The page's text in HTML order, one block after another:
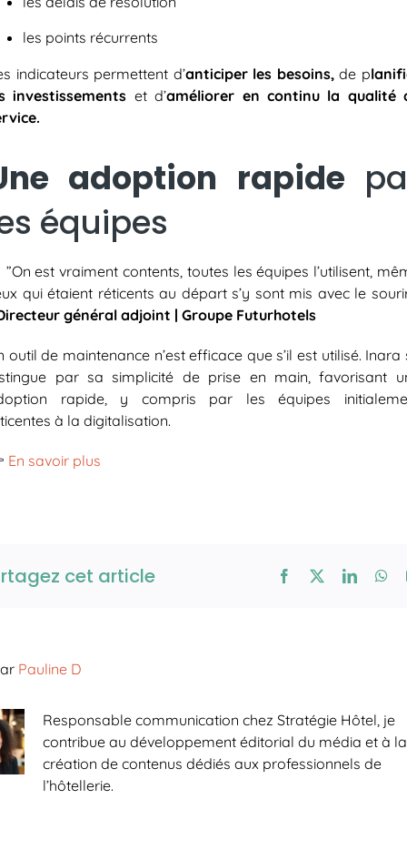
les points récurrents
indicateurs permettent d’anticiper les besoins, de p
investissements et d’améliorer en continu la qualité
adoption rapide
équipes
​”On est vraiment contents, toutes les équipes l’utilisent,
qui étaient réticents au départ s’y sont mis avec le
général adjoint | Groupe Futurhotels
outil de maintenance n’est efficace que s’il est utilisé. Inara
par sa simplicité de prise en main, favorisant
rapide, y compris par les équipes
à la digitalisation.
En savoir plus
cet article
Pauline D
Responsable communication chez Stratégie Hôtel, je
contribue au développement éditorial du média et à la
création de contenus dédiés aux professionnels de
l’hôtellerie.